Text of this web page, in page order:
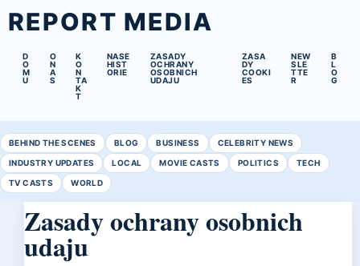
REPORT MEDIA
D
O
M
U
O
N
A
S
K
O
N
TA
K
T
NASE
HIST
ORIE
ZASADY
OCHRANY
OSOBNICH
UDAJU
ZASA
DY
COOKI
ES
NEW
SLE
TTE
R
B
L
O
G
BEHIND THE SCENES BLOG BUSINESS CELEBRITY NEWS
INDUSTRY UPDATES LOCAL MOVIE CASTS POLITICS TECH
TV CASTS WORLD
Zasady ochrany osobnich
udaju